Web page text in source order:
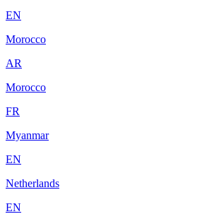
EN
Morocco
AR
Morocco
FR
Myanmar
EN
Netherlands
EN